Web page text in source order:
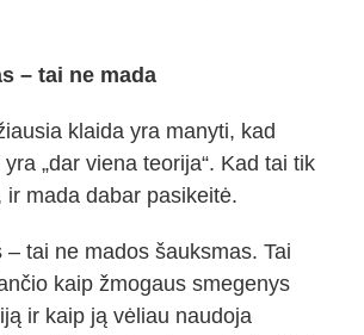
– tai ne mada
klaida yra manyti, kad
„dar viena teorija“. Kad tai tik
ir mada dabar pasikeitė.
– tai ne mados šauksmas. Tai
kaip žmogaus smegenys
ir kaip ją vėliau naudoja